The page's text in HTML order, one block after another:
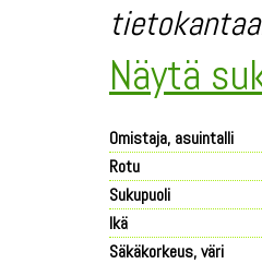
Näytä
Omistaja, asuintalli
Rotu
Sukupuoli
Ikä
Säkäkorkeus, väri